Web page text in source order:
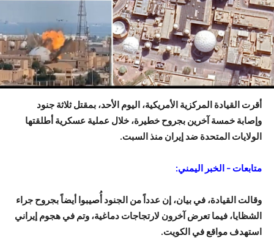
أقرت القيادة المركزية الأمريكية، اليوم الأحد، بمقتل ثلاثة جنود
وإصابة خمسة آخرين بجروح خطيرة، خلال عملية عسكرية أطلقتها
الولايات المتحدة ضد إيران منذ السبت.
متابعات – الخبر اليمني:
وقالت القيادة، في بيان، إن عدداً من الجنود أُصيبوا أيضاً بجروح جراء
الشظايا، فيما تعرض آخرون لارتجاجات دماغية، وتم في هجوم إيراني
استهدف مواقع في الكويت.